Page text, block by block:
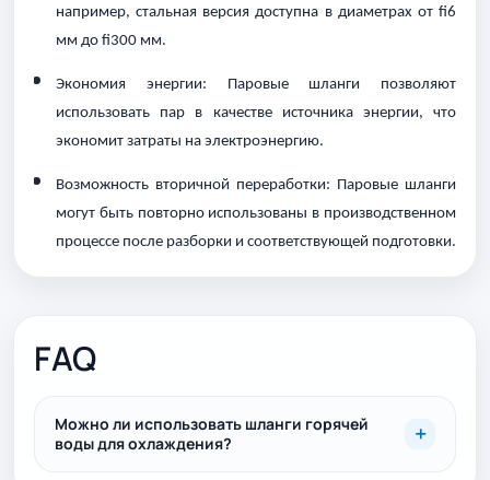
например, стальная версия доступна в диаметрах от fi6
мм до fi300 мм.
Экономия энергии: Паровые шланги позволяют
использовать пар в качестве источника энергии, что
экономит затраты на электроэнергию.
Возможность вторичной переработки: Паровые шланги
могут быть повторно использованы в производственном
процессе после разборки и соответствующей подготовки.
FAQ
Можно ли использовать шланги горячей
воды для охлаждения?